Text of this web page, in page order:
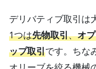
デリバティブ取引は
1つは先物取引、オ
ップ取引です。ちな